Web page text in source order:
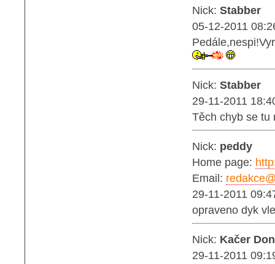
Nick: Stabber
05-12-2011
Nick: Stabber
29-11-2011
Těch chyb se tu
Nick: peddy
Home page:
Email:
29-11-2011
opraveno dyk vle
Nick: Kačer
29-11-2011